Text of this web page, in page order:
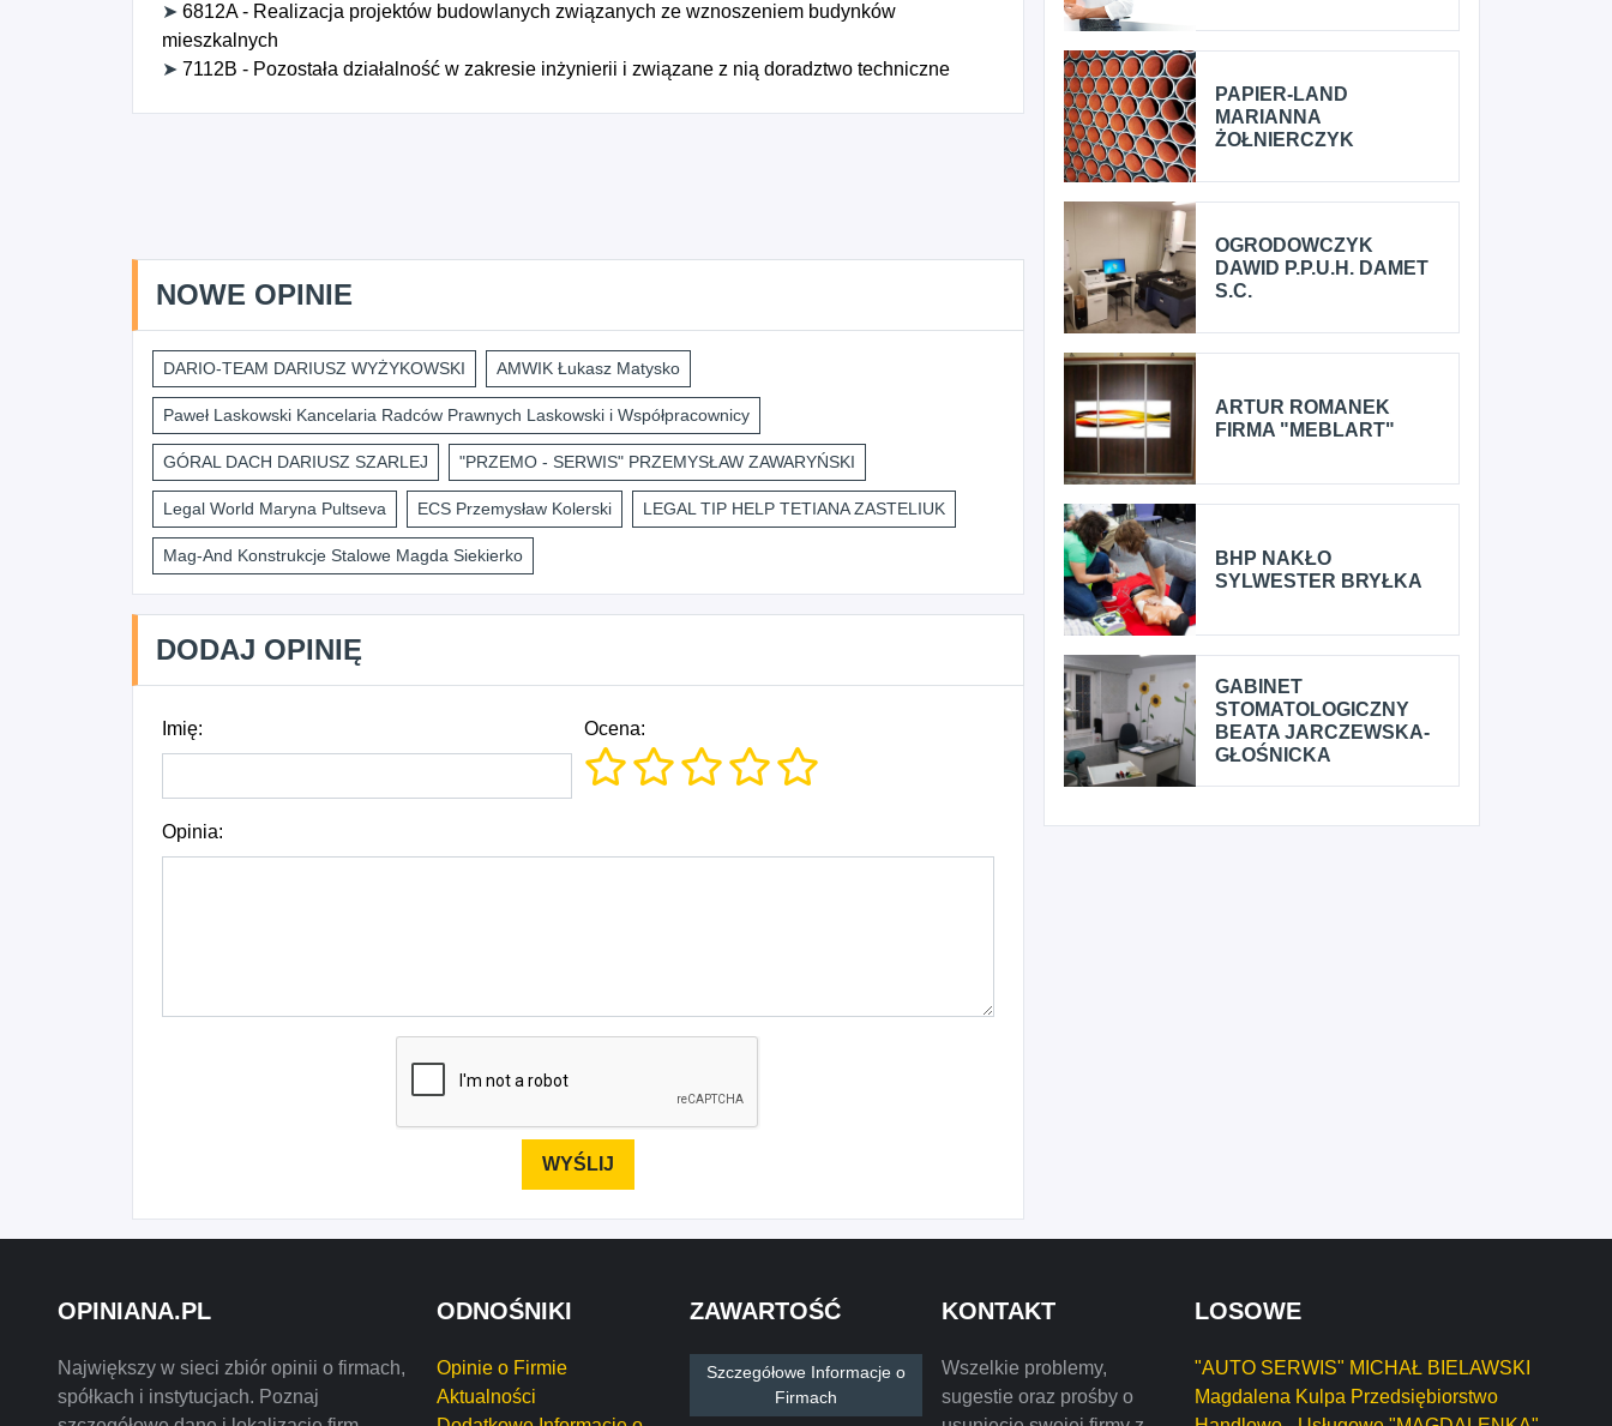
➤ 6812A - Realizacja projektów budowlanych związanych ze wznoszeniem budynków
mieszkalnych
➤ 7112B - Pozostała działalność w zakresie inżynierii i związane z nią doradztwo techniczne
NOWE OPINIE
DARIO-TEAM DARIUSZ WYŻYKOWSKI AMWIK Łukasz Matysko
Paweł Laskowski Kancelaria Radców Prawnych Laskowski i Współpracownicy
GÓRAL DACH DARIUSZ SZARLEJ "PRZEMO - SERWIS" PRZEMYSŁAW ZAWARYŃSKI
Legal World Maryna Pultseva ECS Przemysław Kolerski LEGAL TIP HELP TETIANA ZASTELIUK
Mag-And Konstrukcje Stalowe Magda Siekierko
DODAJ OPINIĘ
Imię: Ocena:
Opinia:
PAPIER-LAND
MARIANNA
ŻOŁNIERCZYK
OGRODOWCZYK
DAWID P.P.U.H. DAMET
S.C.
ARTUR ROMANEK
FIRMA "MEBLART"
BHP NAKŁO
SYLWESTER BRYŁKA
GABINET
STOMATOLOGICZNY
BEATA JARCZEWSKA-
GŁOŚNICKA
OPINIANA.PL
Największy w sieci zbiór opinii o firmach,
spółkach i instytucjach. Poznaj
ODNOŚNIKI
Opinie o Firmie
Aktualności
ZAWARTOŚĆ
Szczegółowe Informacje o
Firmach
KONTAKT
Wszelkie problemy,
sugestie oraz prośby o
LOSOWE
"AUTO SERWIS" MICHAŁ BIELAWSKI
Magdalena Kulpa Przedsiębiorstwo